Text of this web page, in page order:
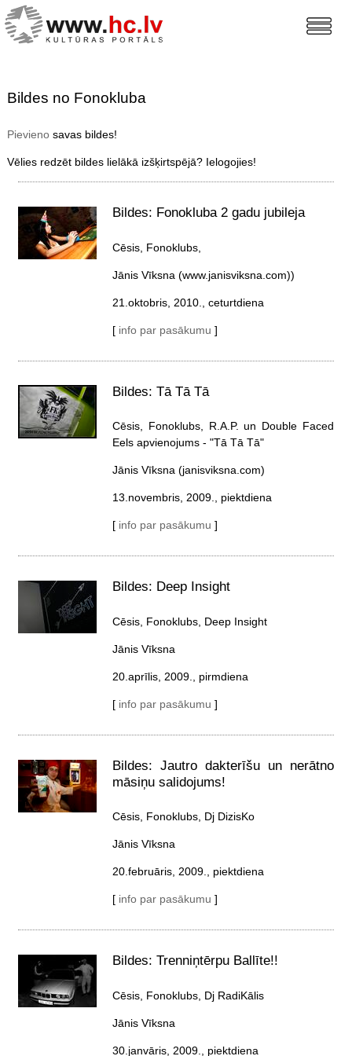
Bildes no Fonokluba
Pievienosavas bildes!
Vēlies redzēt bildes lielākā izšķirtspējā? Ielogojies!
Bildes: Fonokluba 2 gadu jubileja
Cēsis, Fonoklubs,
Jānis Vīksna (www.janisviksna.com))
21.oktobris, 2010., ceturtdiena
[ info par pasākumu ]
Bildes: Tā Tā Tā
Cēsis, Fonoklubs, R.A.P. un Double Faced
Eels apvienojums - "Tā Tā Tā"
Jānis Vīksna (janisviksna.com)
13.novembris, 2009., piektdiena
[ info par pasākumu ]
Bildes: Deep Insight
Cēsis, Fonoklubs, Deep Insight
Jānis Vīksna
20.aprīlis, 2009., pirmdiena
[ info par pasākumu ]
Bildes: Jautro dakterīšu un nerātno
māsiņu salidojums!
Cēsis, Fonoklubs, Dj DizisKo
Jānis Vīksna
20.februāris, 2009., piektdiena
[ info par pasākumu ]
Bildes: Trenniņtērpu Ballīte!!
Cēsis, Fonoklubs, Dj RadiKālis
Jānis Vīksna
30.janvāris, 2009., piektdiena